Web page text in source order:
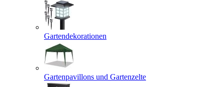
Gartendekorationen
Gartenpavillons und Gartenzelte